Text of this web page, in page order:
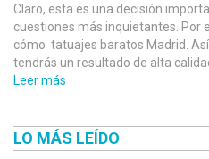
Claro, esta es una decisión
cuestiones más inquietantes. Por
cómo tatuajes baratos Madrid.
tendrás un resultado de alta
Leer más
LO MÁS LEÍDO